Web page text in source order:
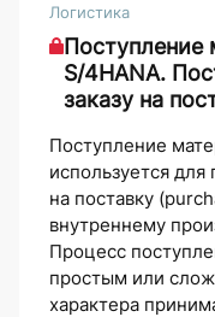
Логистика
Поступление
S/4HANA.
заказу на
Поступление
используется
на поставку
внутреннему
Процесс
простым или
характера